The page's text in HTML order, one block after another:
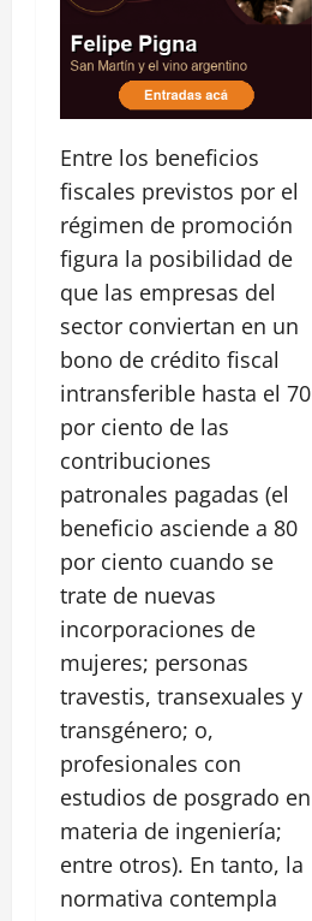
Entre los beneficios
fiscales previstos por el
régimen de promoción
figura la posibilidad de
que las empresas del
sector conviertan en un
bono de crédito fiscal
intransferible hasta el 70
por ciento de las
contribuciones
patronales pagadas (el
beneficio asciende a 80
por ciento cuando se
trate de nuevas
incorporaciones de
mujeres; personas
travestis, transexuales y
transgénero; o,
profesionales con
estudios de posgrado en
materia de ingeniería;
entre otros). En tanto, la
normativa contempla